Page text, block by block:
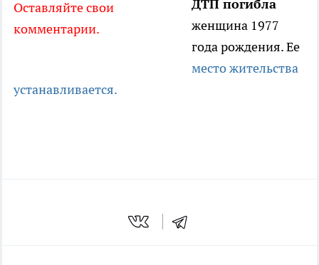
Оставляйте свои
комментарии.
ДТП погибла
женщина 1977
года рождения. Ее
место жительства
устанавливается.